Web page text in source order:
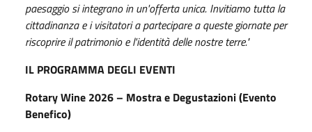
paesaggio si integrano in un'offerta unica. Invitiamo tutta la
cittadinanza e i visitatori a partecipare a queste giornate per
riscoprire il patrimonio e l'identità delle nostre terre."
IL PROGRAMMA DEGLI EVENTI
Rotary Wine 2026 – Mostra e Degustazioni (Evento
Benefico)